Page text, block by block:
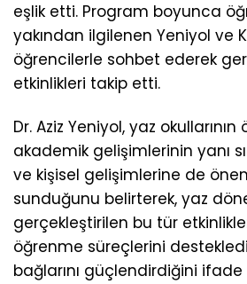
eşlik etti. Program boyunca
yakından ilgilenen Yeniyol ve
öğrencilerle sohbet ederek
etkinlikleri takip etti.
Dr. Aziz Yeniyol, yaz
akademik gelişimlerinin yanı
ve kişisel gelişimlerine de
sunduğunu belirterek, yaz
gerçekleştirilen bu tür
öğrenme süreçlerini
bağlarını güçlendirdiğini